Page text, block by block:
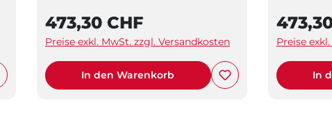
473,30 CHF
Preise exkl. MwSt. zzgl. Versandkosten
In den Warenkorb
Preise
In